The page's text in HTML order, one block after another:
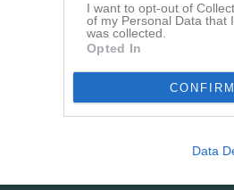
I want to opt-out of
of my Personal Data that
was collected.
Opted In
CONFIRM
Data